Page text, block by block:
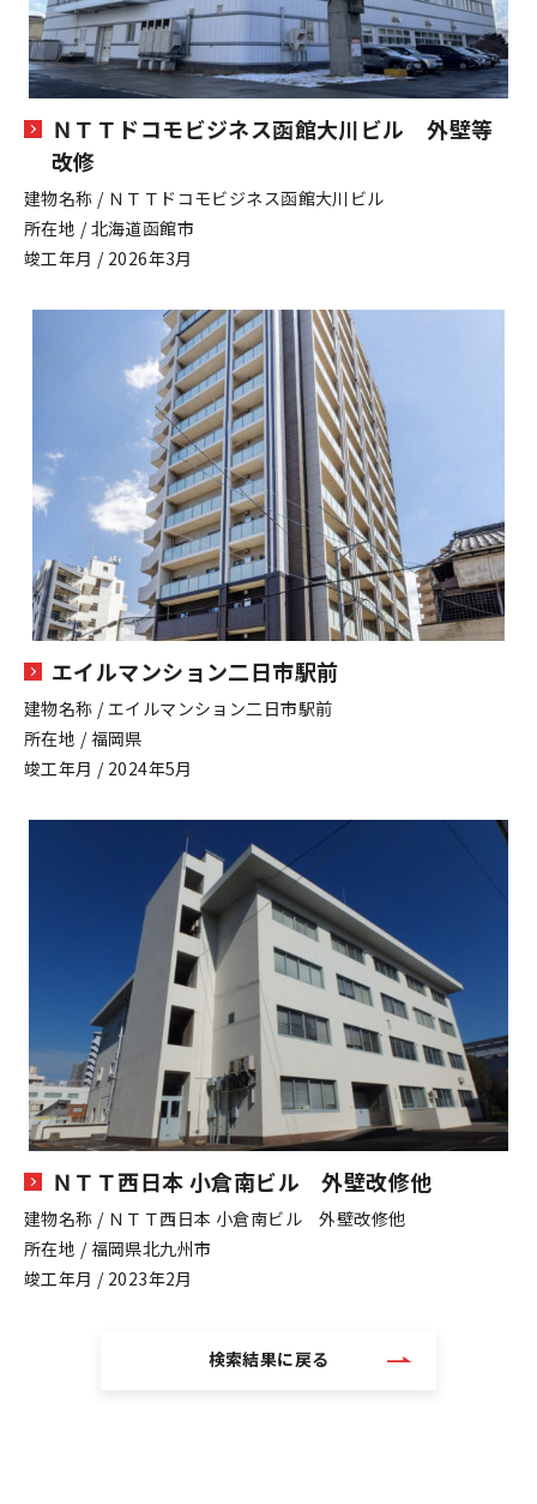
ＮＴＴドコモビジネス函館大川ビル 外壁等
改修
建物名称 / ＮＴＴドコモビジネス函館大川ビル
所在地 / 北海道函館市
竣工年月 / 2026年3月
エイルマンション二日市駅前
建物名称 / エイルマンション二日市駅前
所在地 / 福岡県
竣工年月 / 2024年5月
ＮＴＴ西日本 小倉南ビル 外壁改修他
建物名称 / ＮＴＴ西日本 小倉南ビル 外壁改修他
所在地 / 福岡県北九州市
竣工年月 / 2023年2月
検索結果に戻る